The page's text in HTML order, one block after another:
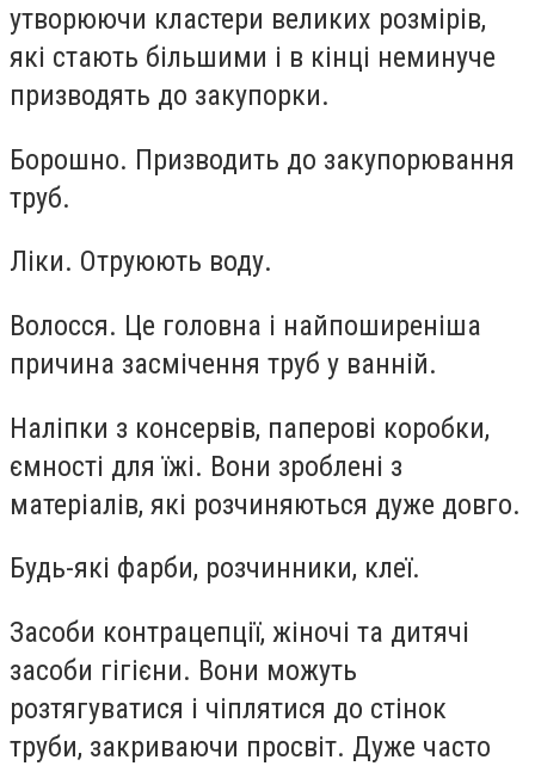
утворюючи кластери великих розмірів,
які стають більшими і в кінці неминуче
призводять до закупорки.
Борошно. Призводить до закупорювання
труб.
Ліки. Отруюють воду.
Волосся. Це головна і найпоширеніша
причина засмічення труб у ванній.
Наліпки з консервів, паперові коробки,
ємності для їжі. Вони зроблені з
матеріалів, які розчиняються дуже довго.
Будь-які фарби, розчинники, клеї.
Засоби контрацепції, жіночі та дитячі
засоби гігієни. Вони можуть
розтягуватися і чіплятися до стінок
труби, закриваючи просвіт. Дуже часто